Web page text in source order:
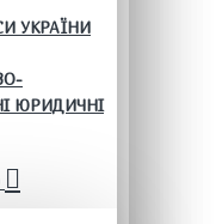
УКРАЇНИ
ЮРИДИЧНІ